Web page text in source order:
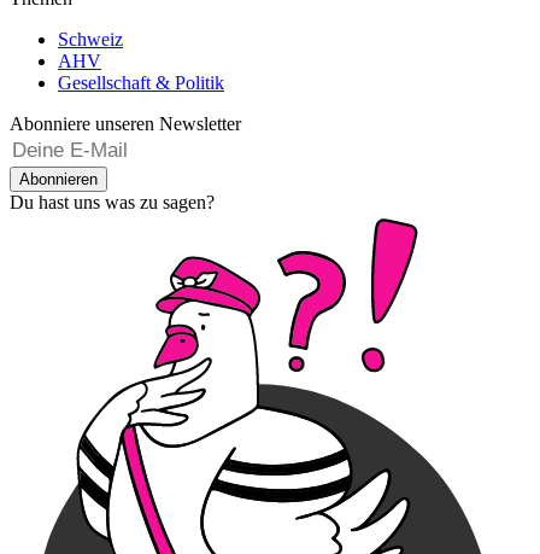
Schweiz
AHV
Gesellschaft & Politik
Abonniere unseren Newsletter
Abonnieren
Du hast uns was zu sagen?